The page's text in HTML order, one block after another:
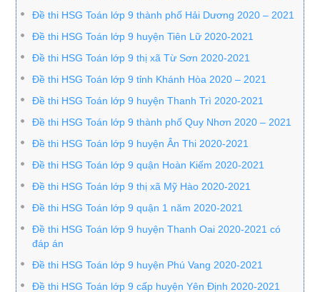
Đề thi HSG Toán lớp 9 thành phố Hải Dương 2020 – 2021
Đề thi HSG Toán lớp 9 huyện Tiên Lữ 2020-2021
Đề thi HSG Toán lớp 9 thị xã Từ Sơn 2020-2021
Đề thi HSG Toán lớp 9 tỉnh Khánh Hòa 2020 – 2021
Đề thi HSG Toán lớp 9 huyện Thanh Trì 2020-2021
Đề thi HSG Toán lớp 9 thành phố Quy Nhơn 2020 – 2021
Đề thi HSG Toán lớp 9 huyện Ân Thi 2020-2021
Đề thi HSG Toán lớp 9 quận Hoàn Kiếm 2020-2021
Đề thi HSG Toán lớp 9 thị xã Mỹ Hào 2020-2021
Đề thi HSG Toán lớp 9 quận 1 năm 2020-2021
Đề thi HSG Toán lớp 9 huyện Thanh Oai 2020-2021 có
đáp án
Đề thi HSG Toán lớp 9 huyện Phú Vang 2020-2021
Đề thi HSG Toán lớp 9 cấp huyện Yên Định 2020-2021